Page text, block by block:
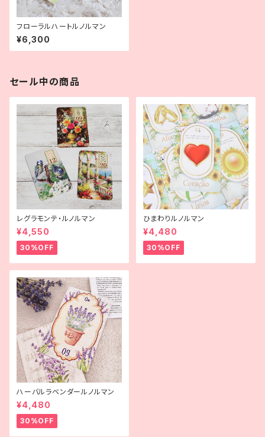
フローラルハートルノルマン
¥6,300
セール中の商品
レグラモンテ・ルノルマン
¥4,550
30%OFF
ひまわりルノルマン
¥4,480
30%OFF
ハーバルラベンダールノルマン
¥4,480
30%OFF